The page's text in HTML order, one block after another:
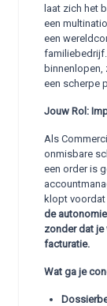
laat zich het
een
een
een scherpe
Jouw Rol:
Als
onmisbare
een order is
klopt
de
zonder dat
facturatie.
Wat ga je